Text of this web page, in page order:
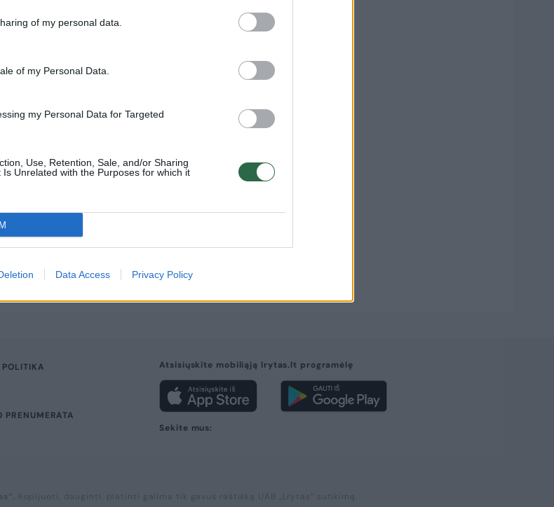
of my personal data.
of my Personal Data.
my Personal Data for Targeted
Use, Retention, Sale, and/or Sharing
Unrelated with the Purposes for which it
Data Access Privacy Policy
„Opel“ iš salono įsigijęs vilnietis
šokiruotas – jam pardavė
Auto 2017-10-05
POLITIKA
PRENUMERATA
Atsisiųskite mobiliąją lrytas.lt programėlę
Sekite mus: